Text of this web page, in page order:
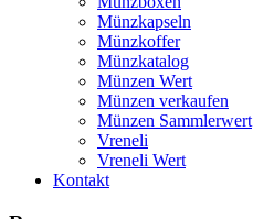
Münzkapseln
Münzkoffer
Münzkatalog
Münzen Wert
Münzen verkaufen
Münzen Sammlerwert
Vreneli
Vreneli Wert
Kontakt